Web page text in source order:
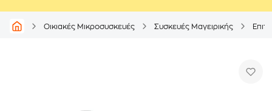
Οικιακές Μικροσυσκευές Συσκευές Μαγειρικής